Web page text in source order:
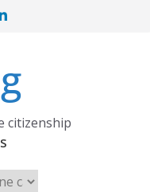
citizenship